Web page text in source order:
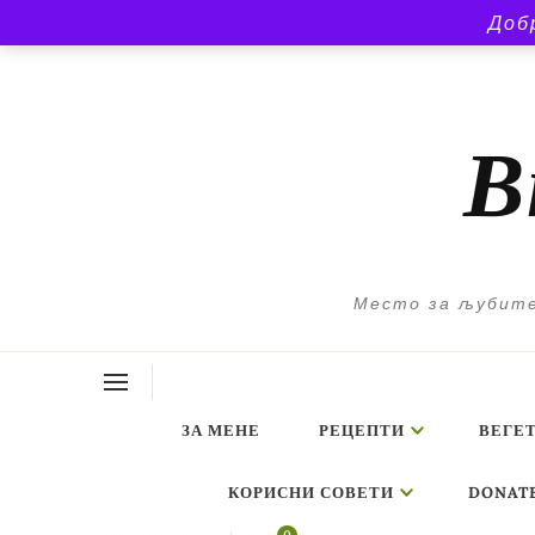
Место за
ЗА МЕНЕ РЕЦЕПТИ
КОРИСНИ СОВЕТИ